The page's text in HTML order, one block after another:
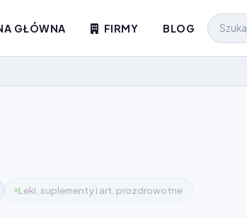
GŁÓWNA FIRMY BLOG
Leki, suplementy i art. prozdrowotne